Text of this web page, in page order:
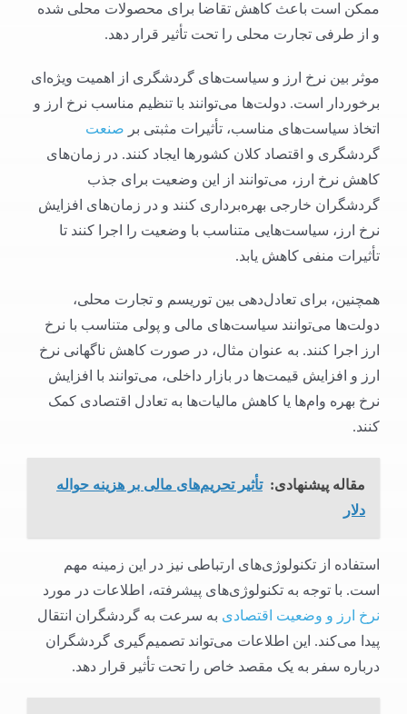
ممکن است باعث کاهش تقاضا برای محصولات محلی شده
و از طرفی تجارت محلی را تحت تأثیر قرار دهد.
موثر بین نرخ ارز و سیاست‌های گردشگری از اهمیت ویژه‌ای
برخوردار است. دولت‌ها می‌توانند با تنظیم مناسب نرخ ارز و
اتخاذ سیاست‌های مناسب، تأثیرات مثبتی بر صنعت
گردشگری و اقتصاد کلان کشورها ایجاد کنند. در زمان‌های
کاهش نرخ ارز، می‌توانند از این وضعیت برای جذب
گردشگران خارجی بهره‌برداری کنند و در زمان‌های افزایش
نرخ ارز، سیاست‌هایی متناسب با وضعیت را اجرا کنند تا
تأثیرات منفی کاهش یابد.
همچنین، برای تعادل‌دهی بین توریسم و تجارت محلی،
دولت‌ها می‌توانند سیاست‌های مالی و پولی متناسب با نرخ
ارز اجرا کنند. به عنوان مثال، در صورت کاهش ناگهانی نرخ
ارز و افزایش قیمت‌ها در بازار داخلی، می‌توانند با افزایش
نرخ بهره وام‌ها یا کاهش مالیات‌ها به تعادل اقتصادی کمک
کنند.
مقاله پیشنهادی: تأثیر تحریم‌های مالی بر هزینه حواله
دلار
استفاده از تکنولوژی‌های ارتباطی نیز در این زمینه مهم
است. با توجه به تکنولوژی‌های پیشرفته، اطلاعات در مورد
نرخ ارز و وضعیت اقتصادی به سرعت به گردشگران انتقال
پیدا می‌کند. این اطلاعات می‌تواند تصمیم‌گیری گردشگران
درباره سفر به یک مقصد خاص را تحت تأثیر قرار دهد.